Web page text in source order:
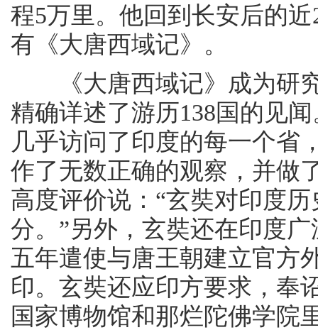
程5万里。他回到长安后的
有《大唐西域记》。
《大唐西域记》成为研究
精确详述了游历138国的见
几乎访问了印度的每一个省
作了无数正确的观察，并做
高度评价说：“玄奘对印度
分。”另外，玄奘还在印度
五年遣使与唐王朝建立官方
印。玄奘还应印方要求，奉
国家博物馆和那烂陀佛学院